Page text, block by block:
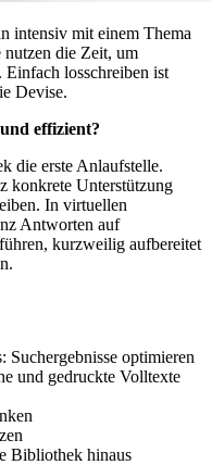
intensiv mit einem Thema
nutzen die Zeit, um
Einfach losschreiben ist
Devise.
effizient?
die erste Anlaufstelle.
konkrete Unterstützung
In virtuellen
Antworten auf
kurzweilig aufbereitet
Suchergebnisse optimieren
und gedruckte Volltexte
Bibliothek hinaus